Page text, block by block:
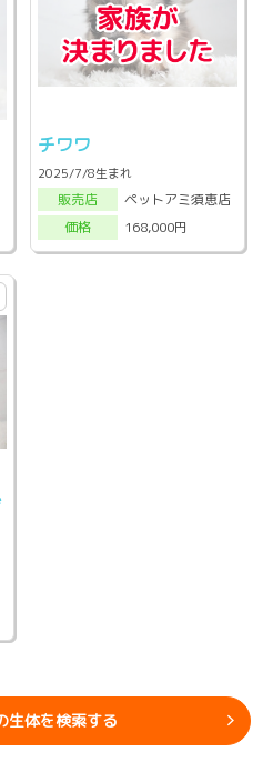
チワワ
2025/7/8生まれ
販売店
ペットアミ須恵店
価格
168,000円
生体を検索する